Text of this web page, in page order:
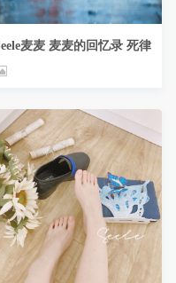
麦麦 麦麦的回忆录 死律